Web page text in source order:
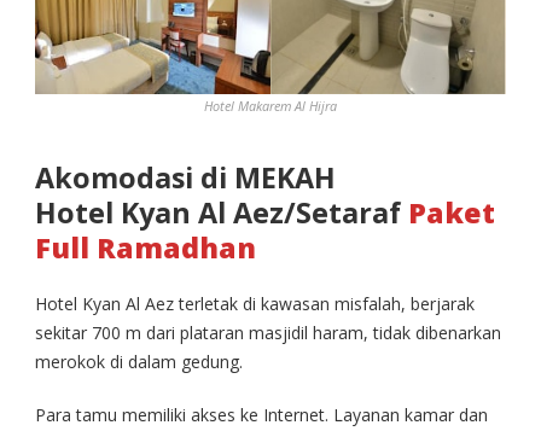
Hotel Makarem Al Hijra
Akomodasi di MEKAH
Hotel Kyan Al Aez/Setaraf Paket
Full Ramadhan
Hotel Kyan Al Aez terletak di kawasan misfalah, berjarak
sekitar 700 m dari plataran masjidil haram, tidak dibenarkan
merokok di dalam gedung.
Para tamu memiliki akses ke Internet. Layanan kamar dan